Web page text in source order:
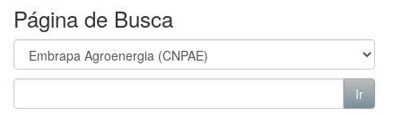
Página de Busca